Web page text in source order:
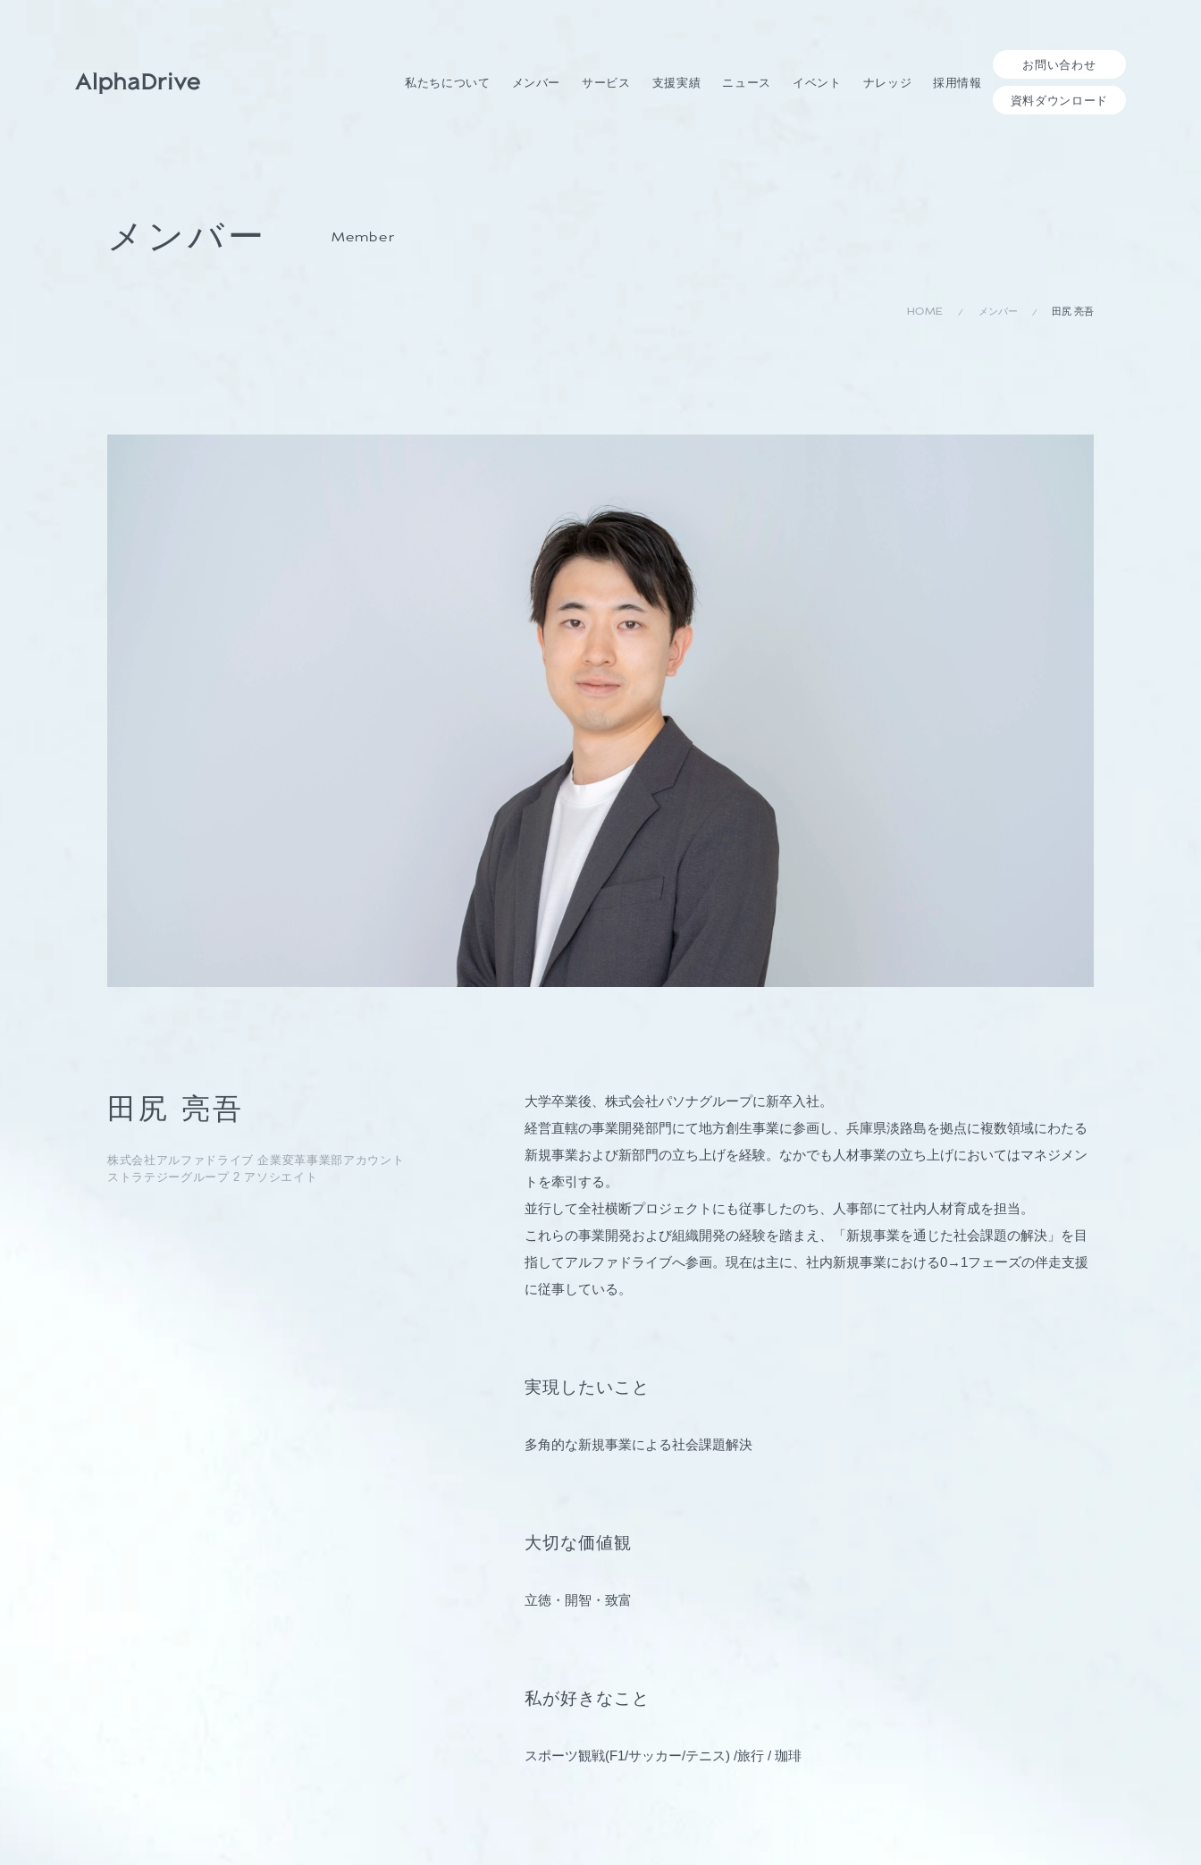
私たちについて メンバー サービス 支援実績 ニュース イベント ナレッジ 採用情報
お問い合わせ
資料ダウンロード
メンバー Member
HOME メンバー 田尻 亮吾
田尻 亮吾
株式会社アルファドライブ 企業変革事業部アカウント
ストラテジーグループ 2 アソシエイト
大学卒業後、株式会社パソナグループに新卒入社。
経営直轄の事業開発部門にて地方創生事業に参画し、兵庫県淡路島を拠点に複数領域にわたる
新規事業および新部門の立ち上げを経験。なかでも人材事業の立ち上げにおいてはマネジメン
トを牽引する。
並行して全社横断プロジェクトにも従事したのち、人事部にて社内人材育成を担当。
これらの事業開発および組織開発の経験を踏まえ、「新規事業を通じた社会課題の解決」を目
指してアルファドライブへ参画。現在は主に、社内新規事業における0→1フェーズの伴走支援
に従事している。
実現したいこと
多角的な新規事業による社会課題解決
大切な価値観
立徳・開智・致富
私が好きなこと
スポーツ観戦(F1/サッカー/テニス) /旅行 / 珈琲